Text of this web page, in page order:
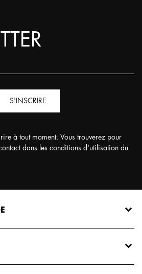
S'INSCRIRE
à tout moment. Vous trouverez pour
dans les conditions d'utilisation du